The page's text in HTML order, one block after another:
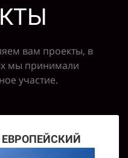
вам проекты, в
мы принимали
участие.